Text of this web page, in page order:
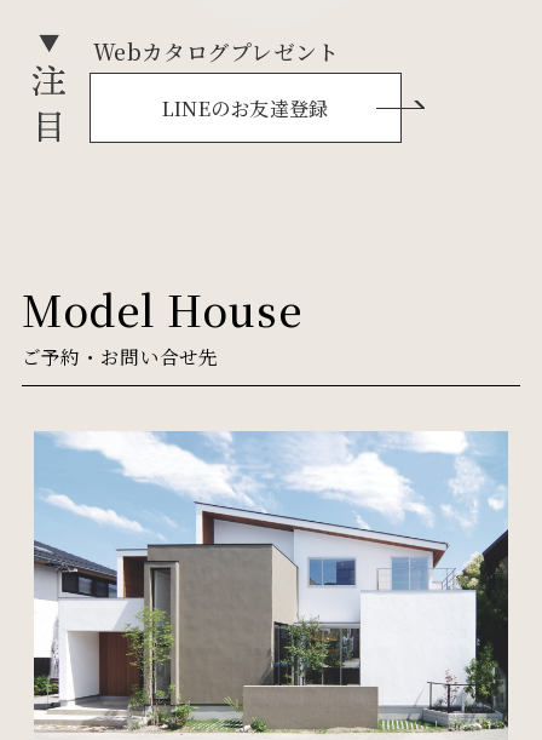
Webカタログプレゼント
LINEのお友達登録
Model House
ご予約・お問い合せ先